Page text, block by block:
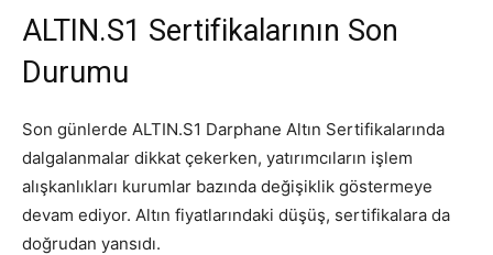
ALTIN.S1 Sertifikalarının Son
Durumu
Son günlerde ALTIN.S1 Darphane Altın Sertifikalarında
dalgalanmalar dikkat çekerken, yatırımcıların işlem
alışkanlıkları kurumlar bazında değişiklik göstermeye
devam ediyor. Altın fiyatlarındaki düşüş, sertifikalara da
doğrudan yansıdı.